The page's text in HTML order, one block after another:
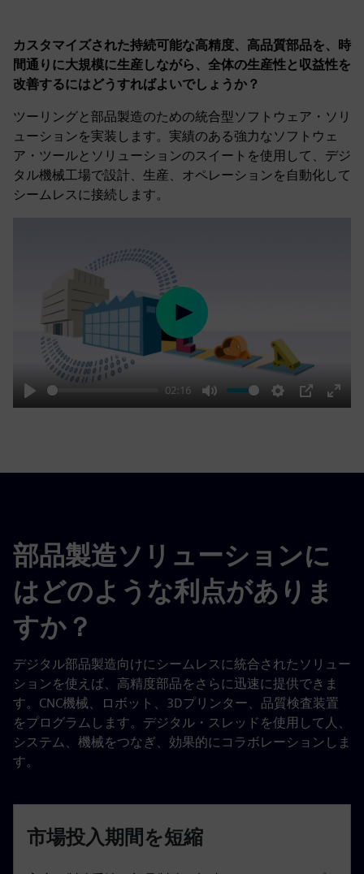
カスタマイズされた持続可能な高精度、高品質部品を、時
間通りに大規模に生産しながら、全体の生産性と収益性を
改善するにはどうすればよいでしょうか？
ツーリングと部品製造のための統合型ソフトウェア・ソリ
ューションを実装します。実績のある強力なソフトウェ
ア・ツールとソリューションのスイートを使用して、デジ
タル機械工場で設計、生産、オペレーションを自動化して
シームレスに接続します。
Play
02:16
Mute Settings
PIP
Enter
Play
部品製造ソリューションに
はどのような利点がありま
すか？
デジタル部品製造向けにシームレスに統合されたソリュー
ションを使えば、高精度部品をさらに迅速に提供できま
す。CNC機械、ロボット、3Dプリンター、品質検査装置
をプログラムします。デジタル・スレッドを使用して人、
システム、機械をつなぎ、効果的にコラボレーションしま
す。
市場投入期間を短縮